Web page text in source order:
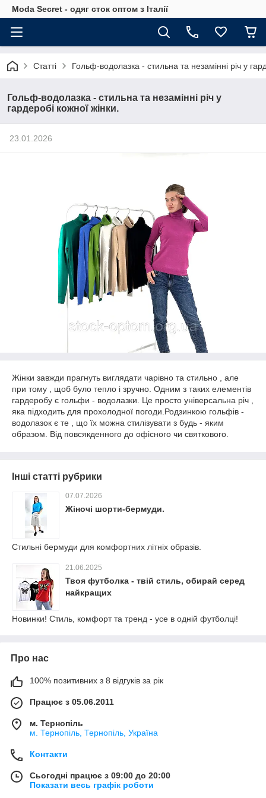
Moda Secret - одяг сток оптом з Італії
Статті Гольф-водолазка - стильна та незамінні річ у
Гольф-водолазка - стильна та незамінні річ у
гардеробі кожної жінки.
23.01.2026
Жінки завжди прагнуть виглядати чарівно та стильно , але
при тому , щоб було тепло і зручно. Одним з таких елементів
гардеробу є гольфи - водолазки. Це просто універсальна річ ,
яка підходить для прохолодної погоди.Родзинкою гольфів -
водолазок є те , що їх можна стилізувати з будь - яким
образом. Від повсякденного до офісного чи святкового.
Інші статті рубрики
07.07.2026
Жіночі шорти-бермуди.
Стильні бермуди для комфортних літніх образів.
21.06.2025
Твоя футболка - твій стиль, обирай серед
найкращих
Новинки! Стиль, комфорт та тренд - усе в одній футболці!
Про нас
100% позитивних з 8 відгуків за рік
Працює з 05.06.2011
м. Тернопіль
м. Тернопіль, Тернопіль, Україна
Контакти
Сьогодні працює з 09:00 до 20:00
Показати весь графік роботи